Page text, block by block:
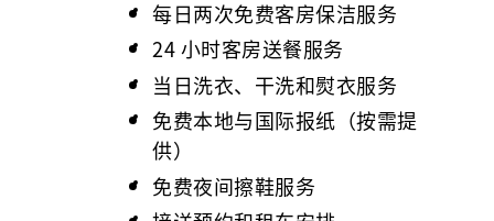
每日两次免费客房保洁服务
24 小时客房送餐服务
当日洗衣、干洗和熨衣服务
免费本地与国际报纸（按需提
供）
免费夜间擦鞋服务